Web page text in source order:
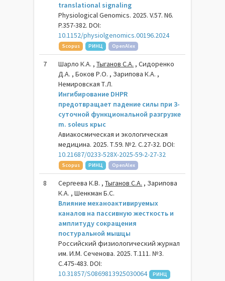
translational signaling
Physiological Genomics. 2025. V.57. N6.
P.357-382. DOI:
10.1152/physiolgenomics.00196.2024
Scopus РИНЦ OpenAlex
7 Шарло К.А. ,Тыганов С.А. , Сидоренко
Д.А. , Боков Р.О. , Зарипова К.А. ,
Немировская Т.Л.
Ингибирование DHPR
предотвращает падение силы при 3-
суточной функциональной разгрузке
m. soleus крыс
Авиакосмическая и экологическая
медицина. 2025. Т.59. №2. С.27-32. DOI:
10.21687/0233-528X-2025-59-2-27-32
Scopus РИНЦ OpenAlex
8 Сергеева К.В. ,Тыганов С.А. , Зарипова
К.А. , Шенкман Б.С.
Влияние механоактивируемых
каналов на пассивную жесткость и
амплитуду сокращения
постуральной мышцы
Российский физиологический журнал
им. И.М. Сеченова. 2025. Т.111. №3.
С.475-483. DOI:
10.31857/S0869813925030064
РИНЦ